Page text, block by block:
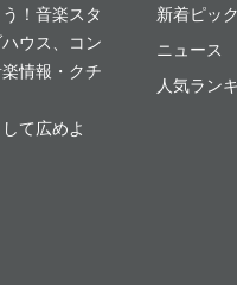
！音楽スタ
ウス、コン
情報・クチ
て広めよ
新着ピッ
ニュース
人気ラン